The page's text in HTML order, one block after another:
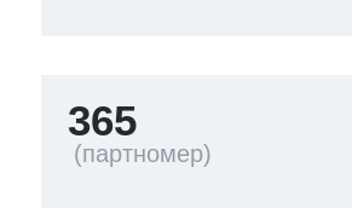
365